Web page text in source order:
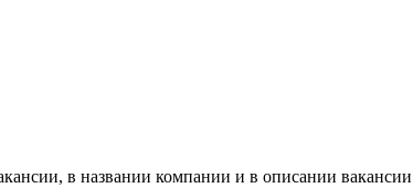
в названии компании и в описании вакансии